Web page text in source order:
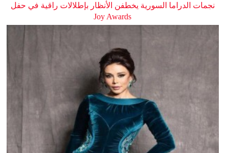
نجمات الدراما السورية يخطفن الأنظار بإطلالات راقية في حفل
Joy Awards